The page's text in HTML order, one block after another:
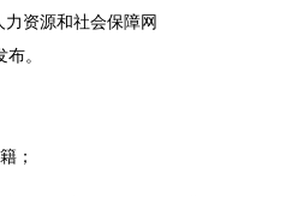
力资源和社会保障网
。
；